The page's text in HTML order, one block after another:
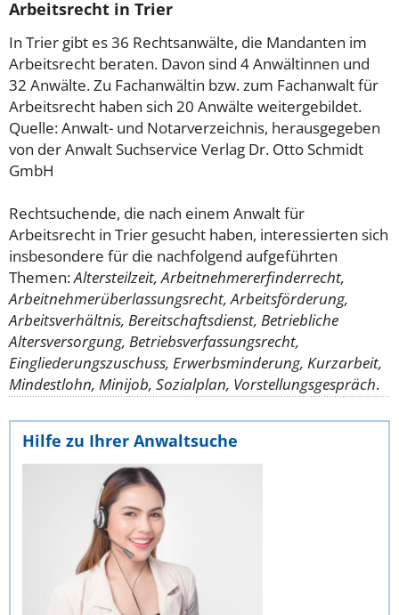
Arbeitsrecht in Trier
In Trier gibt es 36 Rechtsanwälte, die Mandanten im
Arbeitsrecht beraten. Davon sind 4 Anwältinnen und
32 Anwälte. Zu Fachanwältin bzw. zum Fachanwalt für
Arbeitsrecht haben sich 20 Anwälte weitergebildet.
Quelle: Anwalt- und Notarverzeichnis, herausgegeben
von der Anwalt Suchservice Verlag Dr. Otto Schmidt
GmbH
Rechtsuchende, die nach einem Anwalt für
Arbeitsrecht in Trier gesucht haben, interessierten sich
insbesondere für die nachfolgend aufgeführten
Themen:Altersteilzeit, Arbeitnehmererfinderrecht,
Arbeitnehmerüberlassungsrecht, Arbeitsförderung,
Arbeitsverhältnis, Bereitschaftsdienst, Betriebliche
Altersversorgung, Betriebsverfassungsrecht,
Eingliederungszuschuss, Erwerbsminderung, Kurzarbeit,
Mindestlohn, Minijob, Sozialplan, Vorstellungsgespräch.
Hilfe zu Ihrer Anwaltsuche